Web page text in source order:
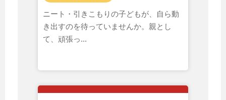
ニート・引きこもりの子どもが、自ら動
き出すのを待っていませんか。親とし
て、頑張っ...